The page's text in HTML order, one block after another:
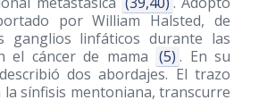
por William Halsted, de
ganglios linfáticos durante las
el cáncer de mama (5) . En su
dos abordajes. El trazo
la sínfisis mentoniana, transcurre